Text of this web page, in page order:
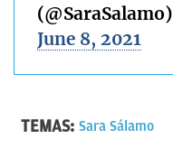
(@SaraSalamo)
June 8, 2021
TEMAS: Sara Sálamo